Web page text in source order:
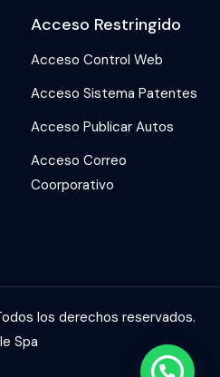
Acceso Restringido
Acceso Control Web
Acceso Sistema Patentes
Acceso Publicar Autos
Acceso Correo
Coorporativo
los derechos reservados.
Spa